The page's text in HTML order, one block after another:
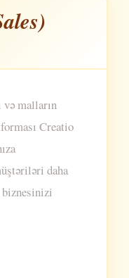
və malların
Creatio
daha